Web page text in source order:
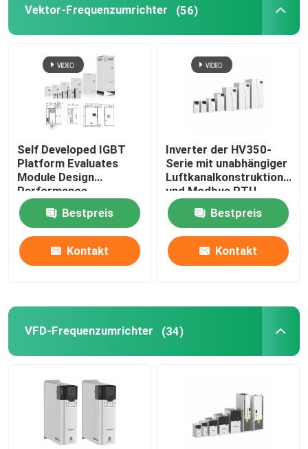
Produkte
Videos
Über uns
Werksbesichtigung
Qualitätskontrolle
Kontakt mit uns
vfd variabler Frequenz-Antrieb
Variabler Frequenzwandler
Vektor-Frequenzumrichter (56)
Self Developed IGBT
Platform Evaluates
Module Design
Performance
Bestpreis
Kontakt
Inverter der HV350-
Serie mit unabhängiger
Luftkanalkonstruktion
und Modbus RTU-
Kommunikationsprotokoll
50Hz/60Hz±5%
Eingangsfrequenz
Bestpreis
Kontakt
VFD-Frequenzumrichter (34)